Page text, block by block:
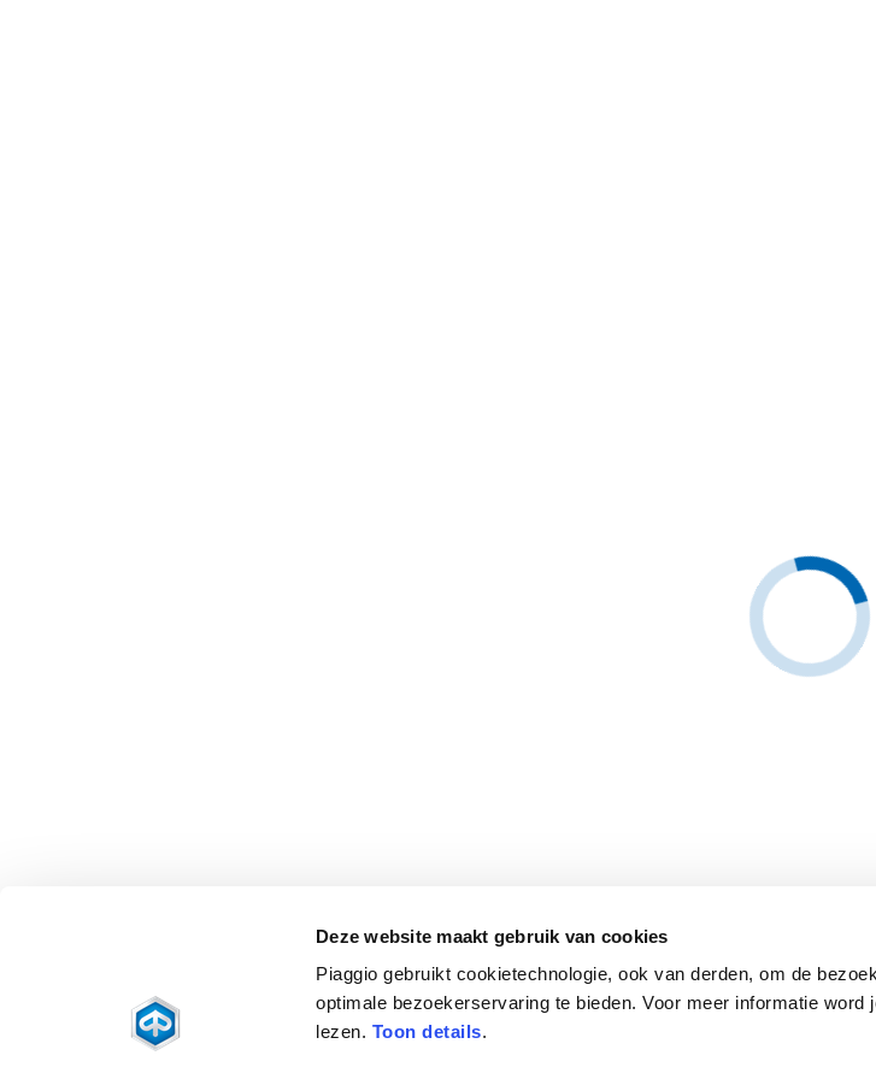
Deze website maakt gebruik van cookies
Piaggio gebruikt cookietechnologie, ook van derden, om de
optimale bezoekerservaring te bieden. Voor meer informatie
lezen. Toon details.